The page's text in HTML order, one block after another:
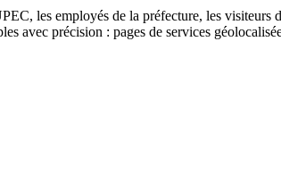
les employés de la préfecture, les visiteurs
avec précision : pages de services